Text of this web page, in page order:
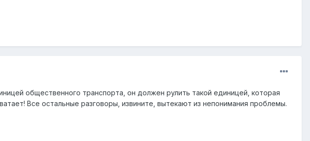
общественного транспорта, он должен рулить такой единицей, которая
Все остальные разговоры, извините, вытекают из непонимания проблемы.